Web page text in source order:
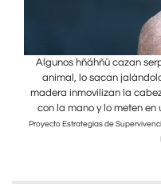
Algunos hñähñü cazan
animal, lo sacan
madera inmovilizan la
con la mano y lo meten en
Proyecto Estrategias de